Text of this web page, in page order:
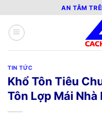
qua
nội
dung
AN TÂM
TIN TỨC
Khổ Tôn Tiêu
Tôn Lợp Mái Nhà